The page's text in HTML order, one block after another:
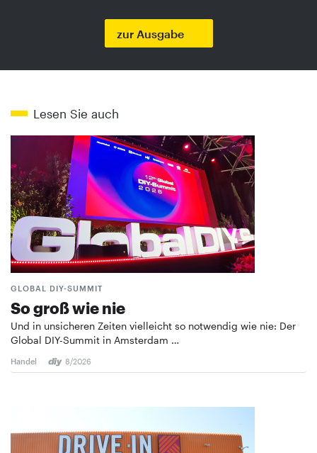
zur Ausgabe
Lesen Sie auch
GLOBAL DIY-SUMMIT
So groß wie nie
Und in unsicheren Zeiten vielleicht so notwendig wie nie: Der
Global DIY-Summit in Amsterdam …
Handel 8/2026